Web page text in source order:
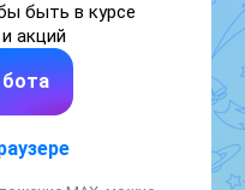
быть в курсе
акций
бота